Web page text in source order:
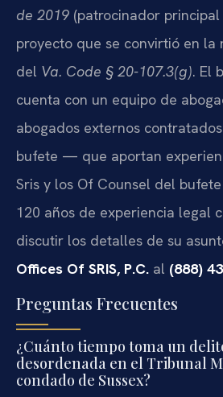
de 2019 (patrocinador principal
proyecto que se convirtió en la
del Va. Code § 20-107.3(g). El
cuenta con un equipo de
abogados externos
bufete — que aportan
Sris y los Of Counsel del
120 años de experiencia legal
discutir los detalles de su
Offices Of SRIS, P.C. al (888)
Preguntas Frecuentes
¿Cuánto tiempo toma un
desordenada en el Tribunal
condado de Sussex?